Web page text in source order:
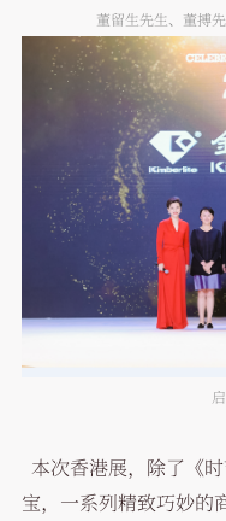
董留生先生、董搏
本次香港展，除了《
宝，一系列精致巧妙的